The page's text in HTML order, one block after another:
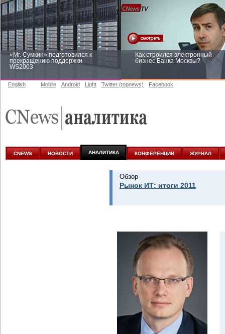
«Mr. Сумкин» подготовился к
прекращению поддержки
WS2003
Как строился электронный
бизнес Банка Москвы?
аналитике
English Mobile Android Light Twitter (topnews) Facebook
CNEWS НОВОСТИ АНАЛИТИКА КОНФЕРЕНЦИИ ЖУРНАЛ
Обзор
Рынок ИТ: итоги 2011